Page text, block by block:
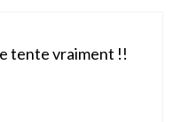
tente vraiment !!